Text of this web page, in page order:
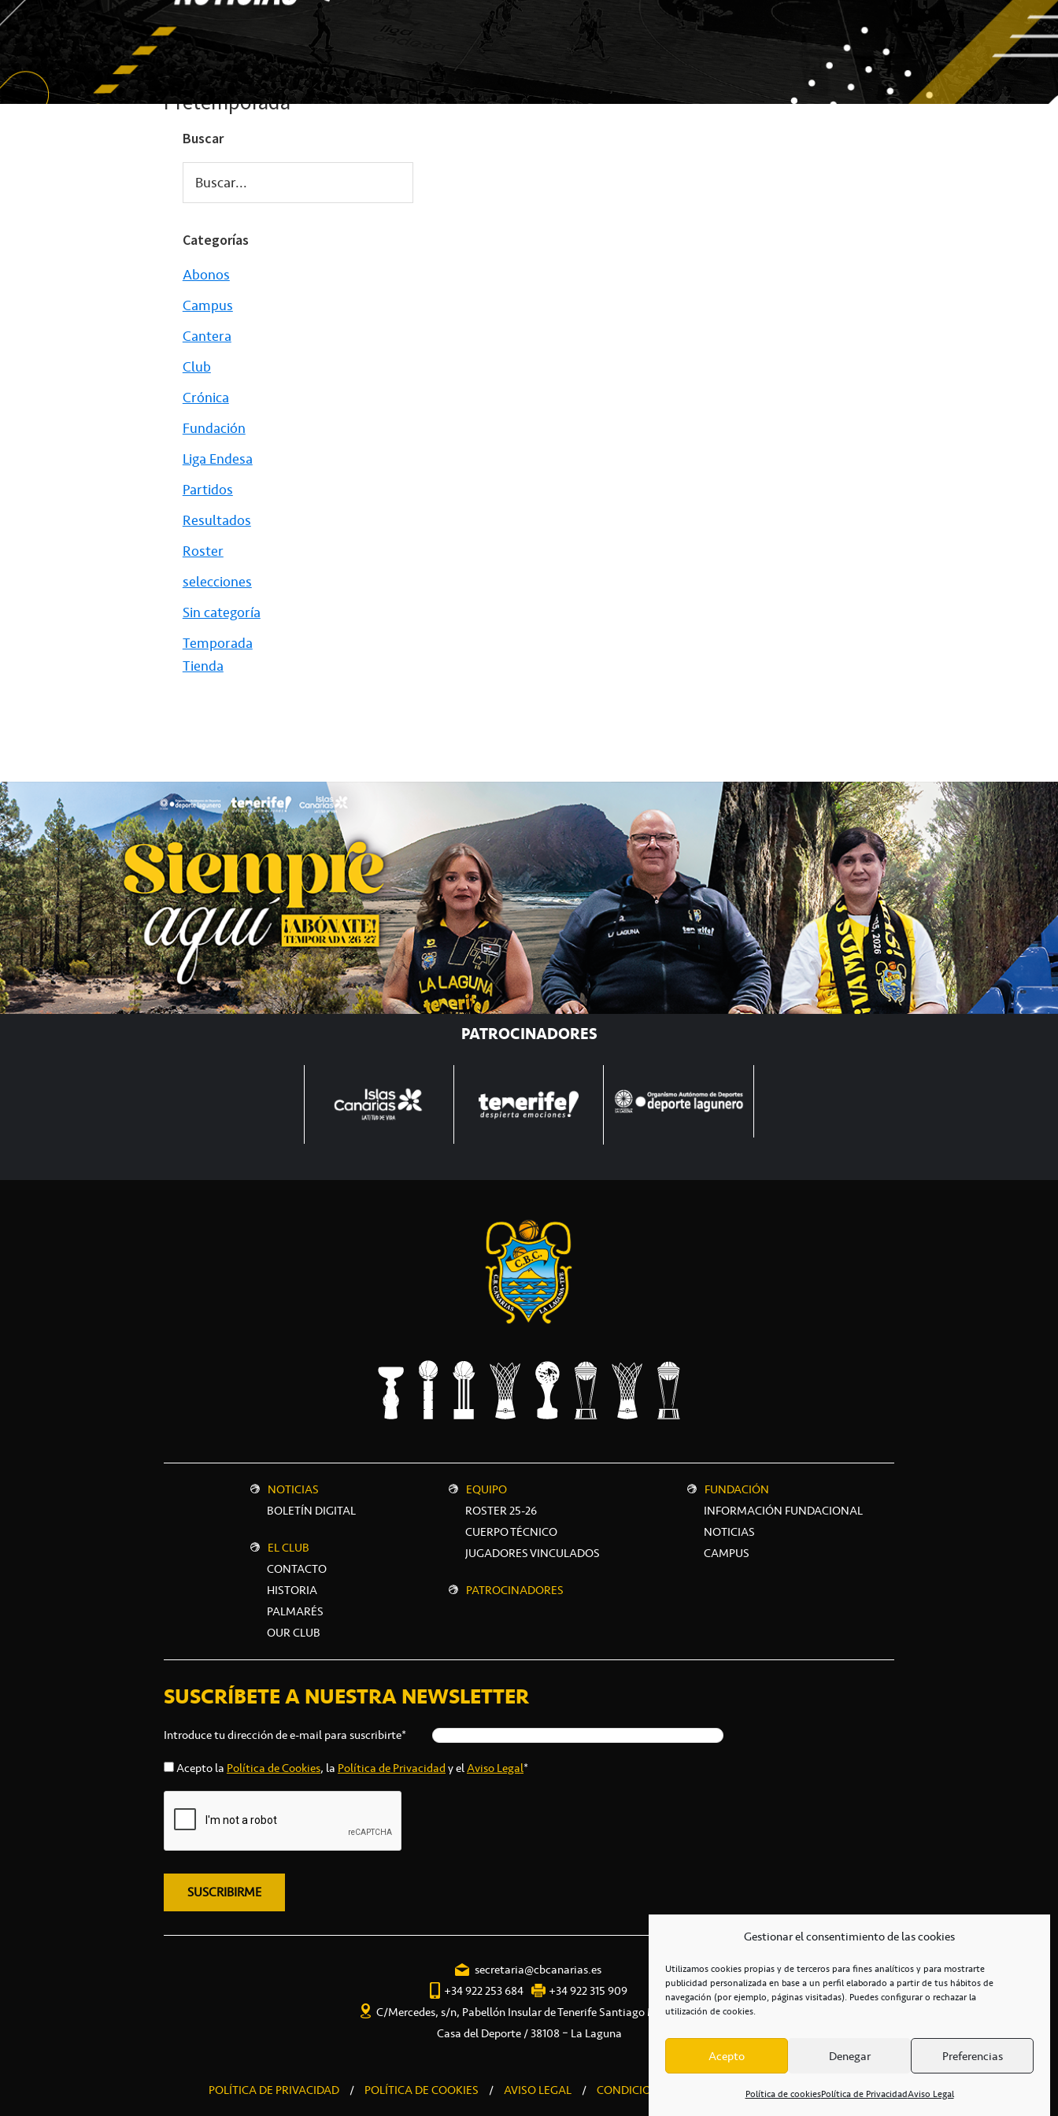
Gestionar el consentimiento de las cookies
Utilizamos cookies propias y de terceros para fines analíticos y para mostrarte
publicidad personalizada en base a un perfil elaborado a partir de tus hábitos de
navegación (por ejemplo, páginas visitadas). Puedes configurar o rechazar la
utilización de cookies.
Acepto Denegar Preferencias
Política de cookiesPolítica de PrivacidadAviso Legal
Pretemporada
Buscar
Buscar...
Categorías
Abonos
Campus
Cantera
Club
Crónica
Fundación
Liga Endesa
Partidos
Resultados
Roster
selecciones
Sin categoría
Temporada
Tienda
PATROCINADORES
NOTICIAS
BOLETÍN DIGITAL
EL CLUB
CONTACTO
HISTORIA
PALMARÉS
OUR CLUB
EQUIPO
ROSTER 25-26
CUERPO TÉCNICO
JUGADORES VINCULADOS
PATROCINADORES
FUNDACIÓN
INFORMACIÓN FUNDACIONAL
NOTICIAS
CAMPUS
SUSCRÍBETE A NUESTRA NEWSLETTER
Introduce tu dirección de e-mail para suscribirte*
Acepto la Política de Cookies, la Política de Privacidady elAviso Legal*
secretaria@cbcanarias.es
+34 922 253 684
+34 922 315 909
C/Mercedes, s/n, Pabellón Insular de Tenerife Santiago Martín
Casa del Deporte / 38108 – La Laguna
POLÍTICA DE PRIVACIDAD / POLÍTICA DE COOKIES / AVISO LEGAL / CONDICIONES COMERCIALES / ACCESIBILIDAD